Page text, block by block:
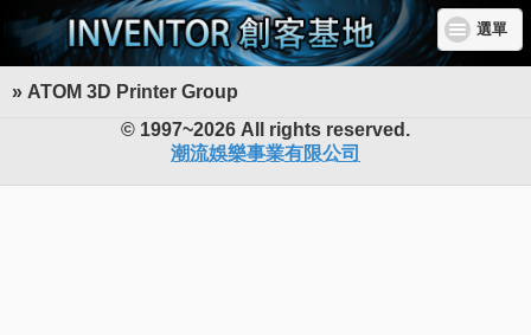
選單
» ATOM 3D Printer Group
INVENTOR 創客基地
© 1997~2026 All rights reserved.
潮流娛樂事業有限公司